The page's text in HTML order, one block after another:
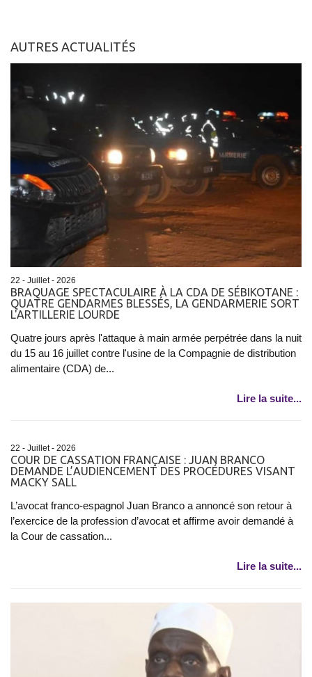
AUTRES ACTUALITÉS
22 - Juillet - 2026
BRAQUAGE SPECTACULAIRE À LA CDA DE SÉBIKOTANE :
QUATRE GENDARMES BLESSÉS, LA GENDARMERIE SORT
L'ARTILLERIE LOURDE
Quatre jours après l'attaque à main armée perpétrée dans la nuit
du 15 au 16 juillet contre l'usine de la Compagnie de distribution
alimentaire (CDA) de...
Lire la suite...
22 - Juillet - 2026
COUR DE CASSATION FRANÇAISE : JUAN BRANCO
DEMANDE L’AUDIENCEMENT DES PROCÉDURES VISANT
MACKY SALL
L’avocat franco-espagnol Juan Branco a annoncé son retour à
l’exercice de la profession d’avocat et affirme avoir demandé à
la Cour de cassation...
Lire la suite...